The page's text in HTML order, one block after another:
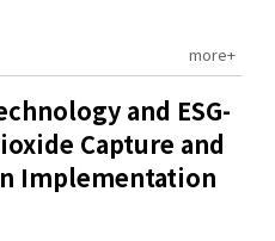
more+
and ESG-
Capture and
Implementation